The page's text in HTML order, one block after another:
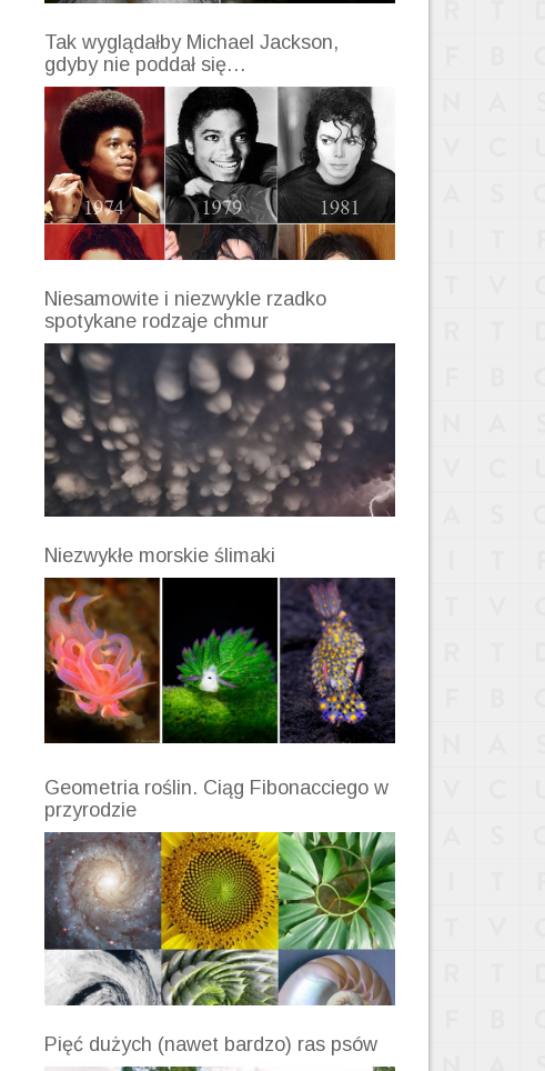
Tak wyglądałby Michael Jackson,
gdyby nie poddał się…
Niesamowite i niezwykle rzadko
spotykane rodzaje chmur
Niezwykłe morskie ślimaki
Geometria roślin. Ciąg Fibonacciego w
przyrodzie
Pięć dużych (nawet bardzo) ras psów